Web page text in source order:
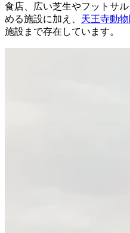
食店、広い芝生やフットサ
める施設に加え、 天王寺動物
施設まで存在しています。